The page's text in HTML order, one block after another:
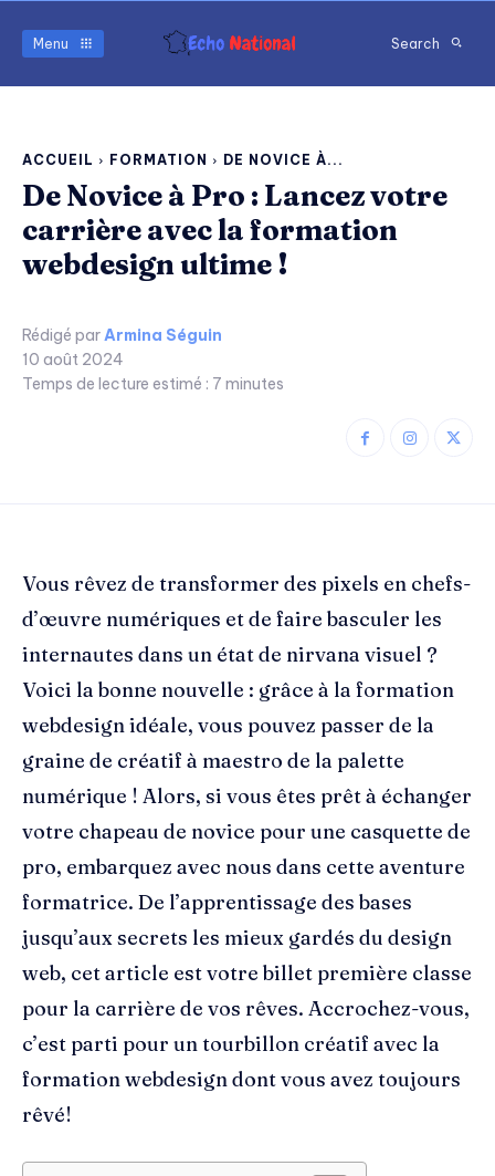
Menu Search
ACCUEIL FORMATION DE NOVICE À...
De Novice à Pro : Lancez votre
carrière avec la formation
webdesign ultime !
Rédigé parArmina Séguin
10 août 2024
Temps de lecture estimé : 7 minutes
Vous rêvez de transformer des pixels en chefs-
d’œuvre numériques et de faire basculer les
internautes dans un état de nirvana visuel ?
Voici la bonne nouvelle : grâce à la formation
webdesign idéale, vous pouvez passer de la
graine de créatif à maestro de la palette
numérique ! Alors, si vous êtes prêt à échanger
votre chapeau de novice pour une casquette de
pro, embarquez avec nous dans cette aventure
formatrice. De l’apprentissage des bases
jusqu’aux secrets les mieux gardés du design
web, cet article est votre billet première classe
pour la carrière de vos rêves. Accrochez-vous,
c’est parti pour un tourbillon créatif avec la
formation webdesign dont vous avez toujours
rêvé!